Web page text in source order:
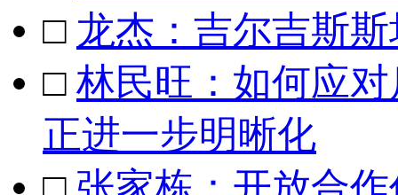
□ 龙杰：吉尔吉斯
□ 林民旺：如何应
正进一步明晰化